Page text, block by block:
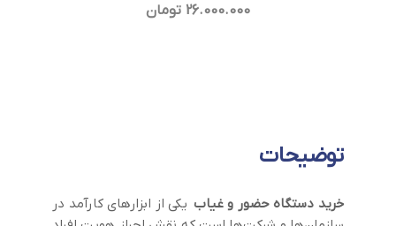
تومان 26.000.000
توضیحات
خرید دستگاه حضور و غیاب یکی از ابزارهای کارآمد در